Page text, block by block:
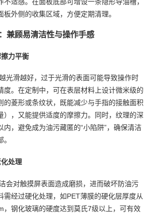
外侧的收集区域，方便定期清理。
兼顾易清洁性与操作手感
力平衡
光滑越好，过于光滑的表面可能导致操作时
度。在定制中，可在表层材料上设计微米级的
的菱形或条纹状，既能减少与手指的接触面积
），又能提供适度的摩擦力。同时，纹理的深
内，避免成为油污藏匿的“小陷阱”，确保清洁
处理
会对触摸屏表面造成磨损，进而破坏防油污
需经过硬化处理，如PET薄膜的硬化层厚度从
，钢化玻璃的硬度达到莫氏7级以上，可有效